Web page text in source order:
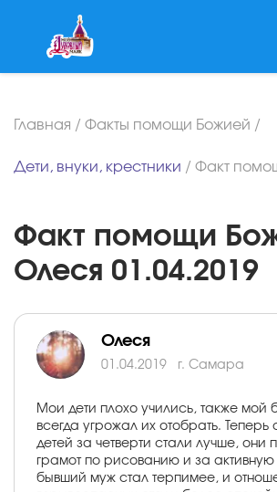
Главная / Факты помощи Божией /
Дети, внуки, крестники / Факт
Факт помощи
Олеся 01.04.2019
Олеся
01.04.2019 г. Самара
Мои дети плохо учились, также мой
всегда угрожал их отобрать. Теперь
детей за четверти стали лучше, они
грамот по рисованию и за
бывший муж стал терпимее, и